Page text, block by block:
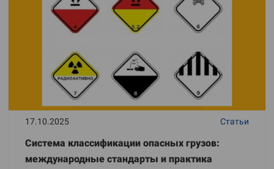
17.10.2025 Статьи
Система классификации опасных грузов:
международные стандарты и практика